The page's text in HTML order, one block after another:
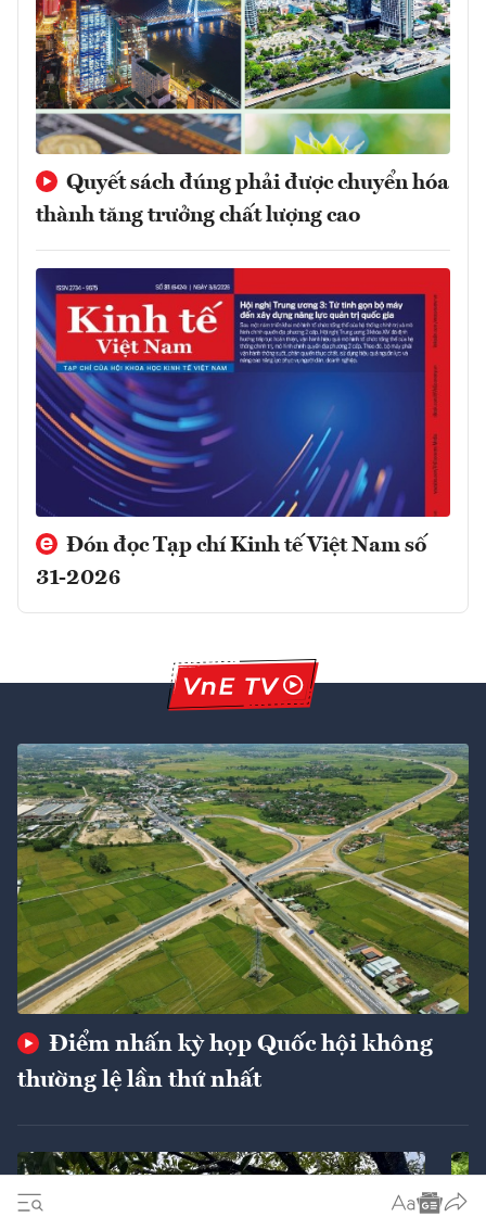
Quyết sách đúng phải được chuyển hóa
thành tăng trưởng chất lượng cao
Đón đọc Tạp chí Kinh tế Việt Nam số
31-2026
Điểm nhấn kỳ họp Quốc hội không
thường lệ lần thứ nhất